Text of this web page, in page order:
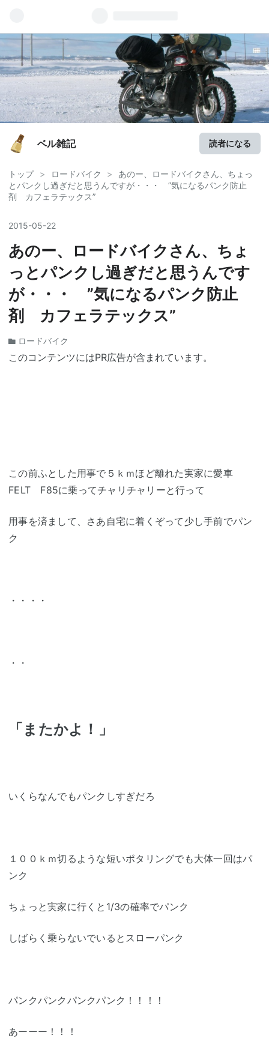
ベル雑記 読者になる
トップ > ロードバイク >
あのー、ロードバイクさん、ちょっ
とパンクし過ぎだと思うんですが・・・ ”気になるパンク防止
剤 カフェラテックス”
2015-05-22
あのー、ロードバイクさん、ちょ
っとパンクし過ぎだと思うんです
が・・・ ”気になるパンク防止
剤 カフェラテックス”
ロードバイク
このコンテンツにはPR広告が含まれています。
この前ふとした用事で５ｋｍほど離れた実家に愛車
FELT F85に乗ってチャリチャリーと行って
用事を済まして、さあ自宅に着くぞって少し手前でパン
ク
・・・・
・・
「またかよ！」
いくらなんでもパンクしすぎだろ
１００ｋｍ切るような短いポタリングでも大体一回はパ
ンク
ちょっと実家に行くと1/3の確率でパンク
しばらく乗らないでいるとスローパンク
パンクパンクパンクパンク！！！！
あーーー！！！